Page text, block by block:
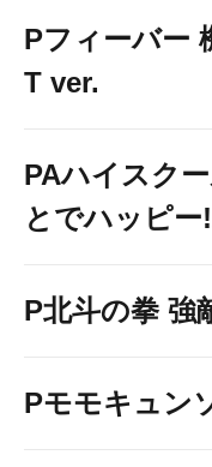
Pフィーバー
T ver.
PAハイスク
とでハッピー
P北斗の拳 強
Pモモキュン